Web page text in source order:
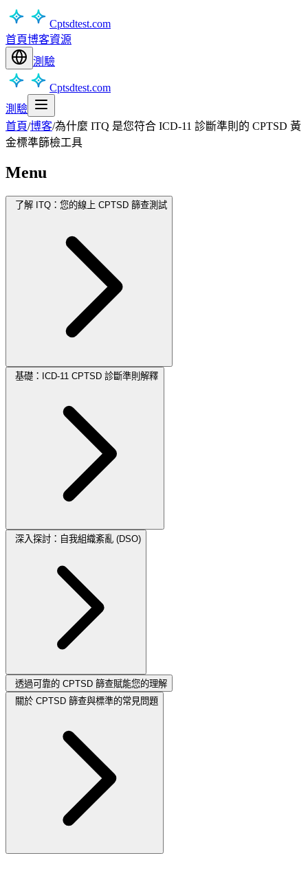
Cptsdtest.com
首頁博客資源
測驗
Cptsdtest.com
測驗
首頁/博客/為什麼 ITQ 是您符合 ICD-11 診斷準則的 CPTSD 黃
金標準篩檢工具
Menu
了解 ITQ：您的線上 CPTSD 篩查測試
基礎：ICD-11 CPTSD 診斷準則解釋
深入探討：自我組織紊亂 (DSO)
透過可靠的 CPTSD 篩查賦能您的理解
關於 CPTSD 篩查與標準的常見問題